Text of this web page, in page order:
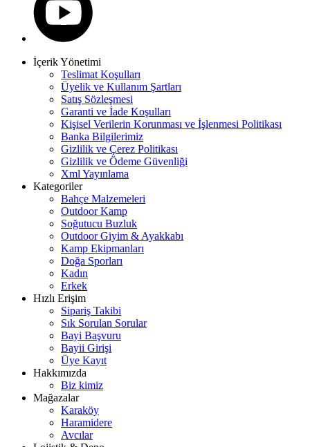
İçerik Yönetimi
Teslimat Koşulları
Üyelik ve Kullanım Şartları
Satış Sözleşmesi
Garanti ve İade Koşulları
Kişisel Verilerin Korunması ve İşlenmesi Politikası
Banka Bilgilerimiz
Gizlilik ve Çerez Politikası
Gizlilik ve Ödeme Güvenliği
Xml Yayınlama
Kategoriler
Bahçe Malzemeleri
Outdoor Kamp
Soğutucu Buzluk
Outdoor Giyim & Ayakkabı
Kamp Ekipmanları
Doğa Sporları
Kadın
Erkek
Hızlı Erişim
Sipariş Takibi
Sık Sorulan Sorular
Bayi Başvuru
Bayii Girişi
Üye Kayıt
Hakkımızda
Biz kimiz
Mağazalar
Karaköy
Haramidere
Avcılar